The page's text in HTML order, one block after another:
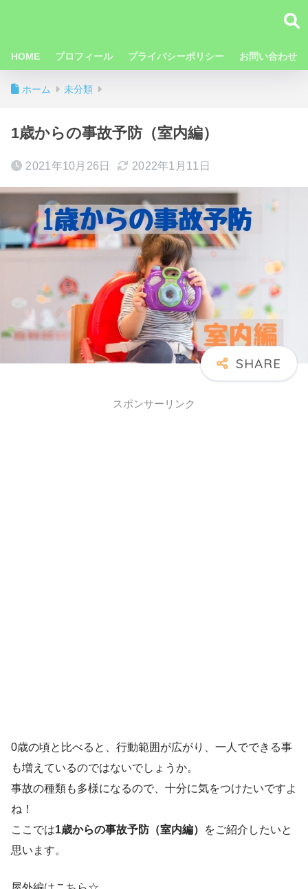
HOME プロフィール プライバシーポリシー お問い合わせ
ホーム 未分類
1歳からの事故予防（室内編）
2021年10月26日 2022年1月11日
スポンサーリンク
0歳の頃と比べると、行動範囲が広がり、一人でできる事
も増えているのではないでしょうか。
事故の種類も多様になるので、十分に気をつけたいですよ
ね！
ここでは1歳からの事故予防（室内編）
をご紹介したいと
思います。